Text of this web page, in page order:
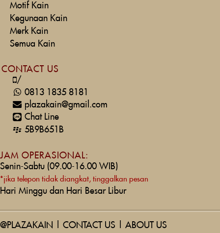
Motif Kain
Kegunaan Kain
Merk Kain
Semua Kain
CONTACT US
/
0813 1835 8181
plazakain@gmail.com
Chat Line
5B9B651B
JAM OPERASIONAL:
Senin-Sabtu (09.00-16.00 WIB)
*jika telepon tidak diangkat, tinggalkan pesan
Hari Minggu dan Hari Besar Libur
@PLAZAKAIN CONTACT US ABOUT US